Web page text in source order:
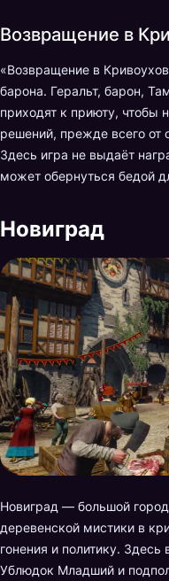
Возвращение в
«Возвращение в
барона. Геральт, барон,
приходят к приюту, чтобы
решений, прежде всего
Здесь игра не выдаёт
может обернуться бедой
Новиград
Новиград — большой
деревенской мистики в
гонения и политику.
Ублюдок Младший и